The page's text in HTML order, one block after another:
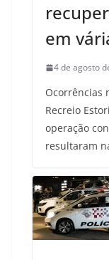
em
4 de agosto
Ocorrências
Recreio
operação
resultaram